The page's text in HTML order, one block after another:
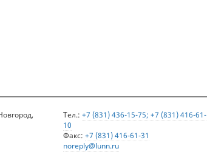
Тел.: +7 (831) 436-15-75; +7 (831) 416-61-
10
Факс: +7 (831) 416-61-31
noreply@lunn.ru